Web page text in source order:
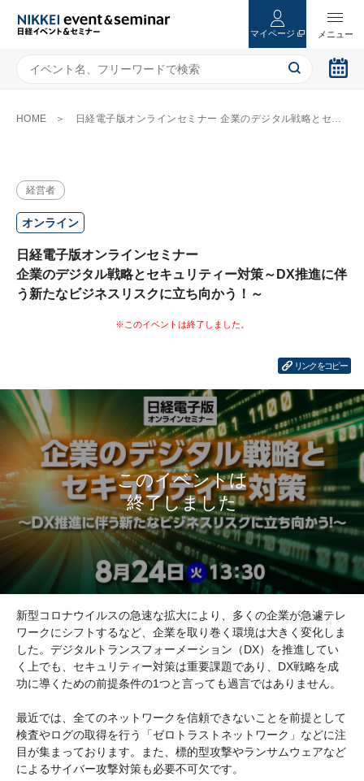
マイページ
HOME 日経電子版オンラインセミナー 企業のデジタル戦略とセキュリティー対策～DX推進に伴う新たなビジネスリスクに立ち向かう！～
経営者
オンライン
日経電子版オンラインセミナー
企業のデジタル戦略とセキュリティー対策～DX推進に伴
う新たなビジネスリスクに立ち向かう！～
リンクをコピー
新型コロナウイルスの急速な拡大により、多くの企業が急遽テレ
ワークにシフトするなど、企業を取り巻く環境は大きく変化しま
した。デジタルトランスフォーメーション（DX）を推進してい
く上でも、セキュリティー対策は重要課題であり、DX戦略を成
功に導くための前提条件の1つと言っても過言ではありません。
最近では、全てのネットワークを信頼できないことを前提として
検査やログの取得を行う「ゼロトラストネットワーク」などに注
目が集まっております。また、標的型攻撃やランサムウェアなど
によるサイバー攻撃対策も必要不可欠です。